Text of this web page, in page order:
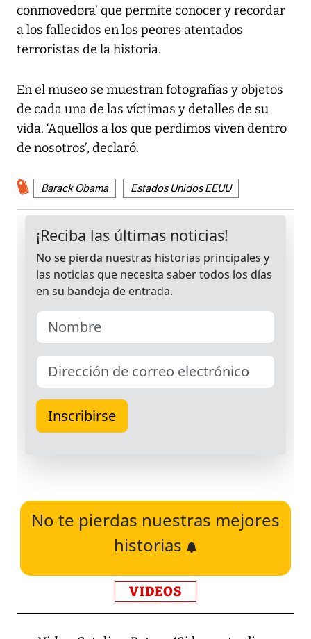
conmovedora’ que permite conocer y recordar
a los fallecidos en los peores atentados
terroristas de la historia.
En el museo se muestran fotografías y objetos
de cada una de las víctimas y detalles de su
vida. ‘Aquellos a los que perdimos viven dentro
de nosotros’, declaró.
Barack Obama Estados Unidos EEUU
No te pierdas nuestras mejores
historias
VIDEOS